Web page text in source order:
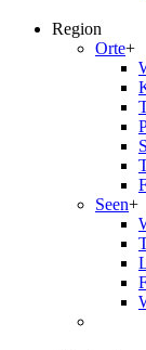
Region
Orte+
Seen+